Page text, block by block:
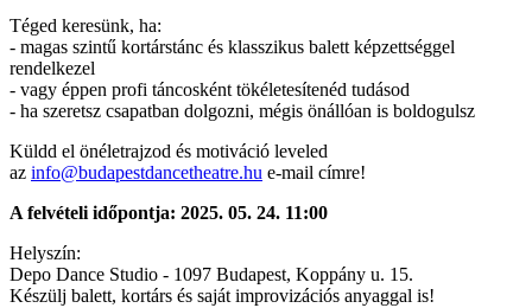
Téged keresünk, ha:
- magas szintű kortárstánc és klasszikus balett képzettséggel
rendelkezel
- vagy éppen profi táncosként tökéletesítenéd tudásod
- ha szeretsz csapatban dolgozni, mégis önállóan is boldogulsz
Küldd el önéletrajzod és motiváció leveled
az info@budapestdancetheatre.hu e-mail címre!
A felvételi időpontja: 2025. 05. 24. 11:00
Helyszín:
Depo Dance Studio - 1097 Budapest, Koppány u. 15.
Készülj balett, kortárs és saját improvizációs anyaggal is!